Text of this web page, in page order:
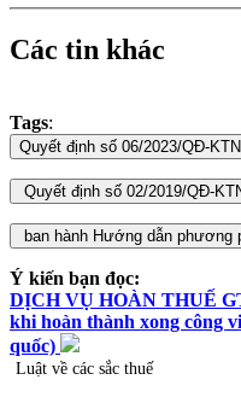
Các tin khác
Tags:
Ý kiến bạn đọc:
DỊCH VỤ HOÀN THUẾ
khi hoàn thành xong công
quốc)
Luật về các sắc thuế